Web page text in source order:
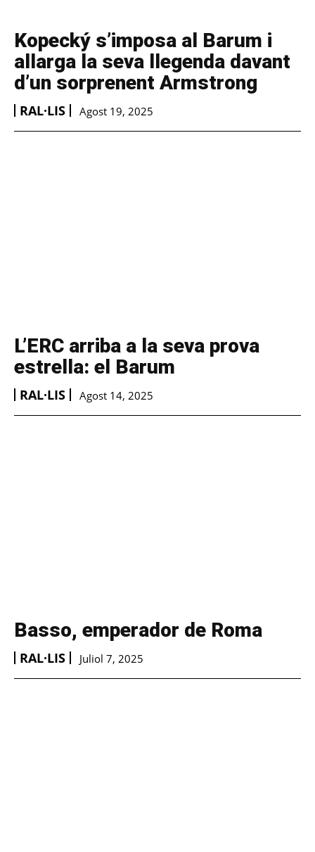
Kopecký s’imposa al Barum i
allarga la seva llegenda davant
d’un sorprenent Armstrong
RAL·LIS Agost 19, 2025
L’ERC arriba a la seva prova
estrella: el Barum
RAL·LIS Agost 14, 2025
Basso, emperador de Roma
RAL·LIS Juliol 7, 2025